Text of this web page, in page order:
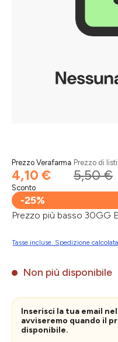
Prezzo Verafarma
4,10 €
Prezzo di
5,50 €
Sconto
-25%
Prezzo più basso 30GG
Tasse incluse. Spedizione
Non più disponibile
Inserisci la tua email
avviseremo quando il
disponibile.